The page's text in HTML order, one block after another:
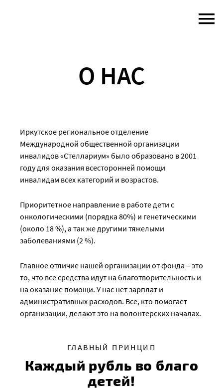
О НАС
Иркутское региональное отделение
Международной общественной организации
инвалидов «Стеллариум» было образовано в 2001
году для оказания всесторонней помощи
инвалидам всех категорий и возрастов.
Приоритетное направление в работе дети с
онкологическими (порядка 80%) и генетическими
(около 18 %), а так же другими тяжелыми
заболеваниями (2 %).
Главное отличие нашей организации от фонда – это
то, что все средства идут на благотворительность и
на оказание помощи. У нас нет зарплат и
административных расходов. Все, кто помогает
организации, делают это на волонтерских началах.
ГЛАВНЫЙ ПРИНЦИП
Каждый рубль во благо
детей!